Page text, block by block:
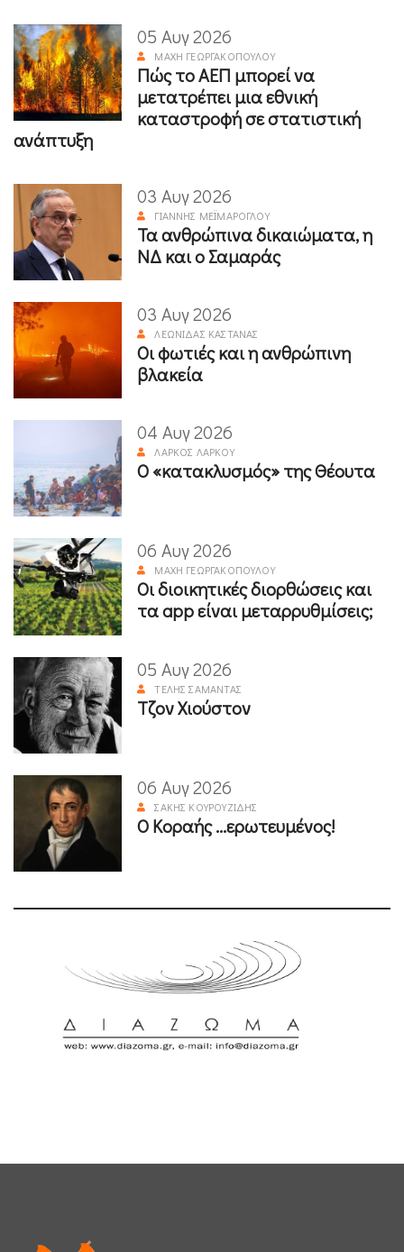
05 Αυγ 2026
ΜΆΧΗ ΓΕΩΡΓΑΚΟΠΟΎΛΟΥ
Πώς το ΑΕΠ μπορεί να
μετατρέπει μια εθνική
καταστροφή σε στατιστική
ανάπτυξη
03 Αυγ 2026
ΓΙΆΝΝΗΣ ΜΕΪΜΆΡΟΓΛΟΥ
Τα ανθρώπινα δικαιώματα, η
ΝΔ και ο Σαμαράς
03 Αυγ 2026
ΛΕΩΝΊΔΑΣ ΚΑΣΤΑΝΆΣ
Οι φωτιές και η ανθρώπινη
βλακεία
04 Αυγ 2026
ΛΆΡΚΟΣ ΛΆΡΚΟΥ
Ο «κατακλυσμός» της Θέουτα
06 Αυγ 2026
ΜΆΧΗ ΓΕΩΡΓΑΚΟΠΟΎΛΟΥ
Οι διοικητικές διορθώσεις και
τα app είναι μεταρρυθμίσεις;
05 Αυγ 2026
ΤΈΛΗΣ ΣΑΜΑΝΤΆΣ
Τζον Χιούστον
06 Αυγ 2026
ΣΆΚΗΣ ΚΟΥΡΟΥΖΊΔΗΣ
Ο Κοραής ...ερωτευμένος!